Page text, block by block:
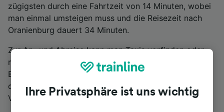
zügigsten durch eine Fahrtzeit von 14 Minuten, wobei
man einmal umsteigen muss und die Reisezeit nach
Oranienburg dauert 34 Minuten.
Zur An- und Abreise kann man Taxis vorfinden oder
mit der Straßenbahnlinie STR 50 zur Guyotstraße in
Berlin und zum Virchow-Klinikum Berlin weiterfahren
oder die Linie M13 nehmen, welche ebenso zum
Virchow-Klinikum Berlin fährt.
Ihre Privatsphäre ist uns wichtig